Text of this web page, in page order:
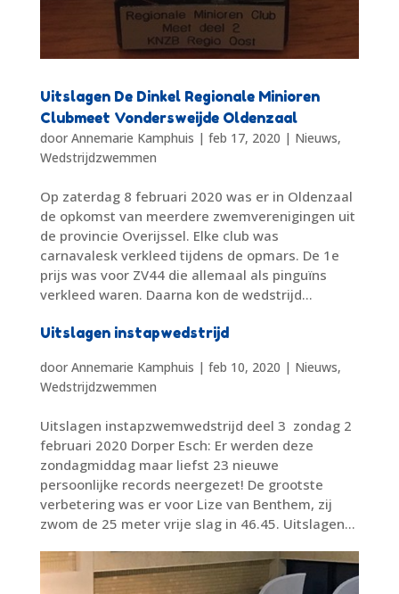
Uitslagen De Dinkel Regionale Minioren
Clubmeet Vondersweijde Oldenzaal
door Annemarie Kamphuis | feb 17, 2020 | Nieuws,
Wedstrijdzwemmen
Op zaterdag 8 februari 2020 was er in Oldenzaal
de opkomst van meerdere zwemverenigingen uit
de provincie Overijssel. Elke club was
carnavalesk verkleed tijdens de opmars. De 1e
prijs was voor ZV44 die allemaal als pinguïns
verkleed waren. Daarna kon de wedstrijd...
Uitslagen instapwedstrijd
door Annemarie Kamphuis | feb 10, 2020 | Nieuws,
Wedstrijdzwemmen
Uitslagen instapzwemwedstrijd deel 3 zondag 2
februari 2020 Dorper Esch: Er werden deze
zondagmiddag maar liefst 23 nieuwe
persoonlijke records neergezet! De grootste
verbetering was er voor Lize van Benthem, zij
zwom de 25 meter vrije slag in 46.45. Uitslagen...